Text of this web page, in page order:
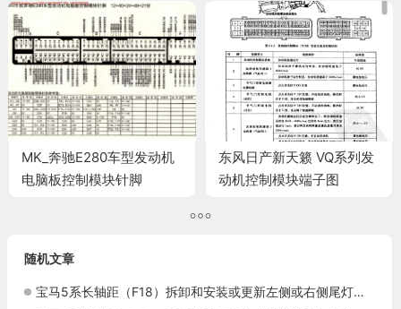
MK_奔驰E280车型发动机
电脑板控制模块针脚
东风日产新天籁 VQ系列发
动机控制模块端子图
随机文章
宝马5系长轴距（F18）拆卸和安装或更新左侧或右侧尾灯施工与复检标准